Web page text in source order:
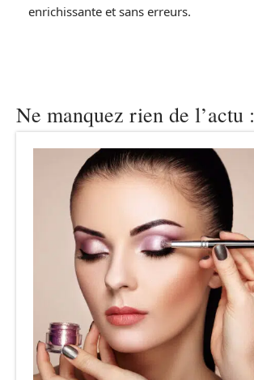
enrichissante et sans erreurs.
Ne manquez rien de l’actu :